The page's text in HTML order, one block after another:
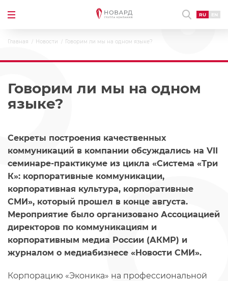
RU EN
Главная Новости Говорим ли мы на одном языке?
Говорим ли мы на одном
языке?
Секреты построения качественных
коммуникаций в компании обсуждались на VII
семинаре-практикуме из цикла «Система «Три
К»: корпоративные коммуникации,
корпоративная культура, корпоративные
СМИ», который прошел в конце августа.
Мероприятие было организовано Ассоциацией
директоров по коммуникациям и
корпоративным медиа России (АКМР) и
журналом о медиабизнесе «Новости СМИ».
Корпорацию «Эконика» на профессиональной